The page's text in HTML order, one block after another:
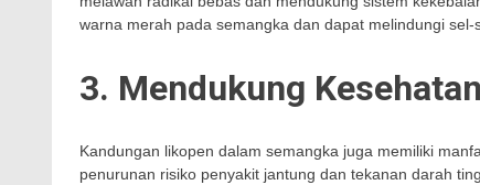
warna merah pada semangka dan dapat melindungi
3. Mendukung
Kandungan likopen dalam semangka juga memiliki
penurunan risiko penyakit jantung dan tekanan darah